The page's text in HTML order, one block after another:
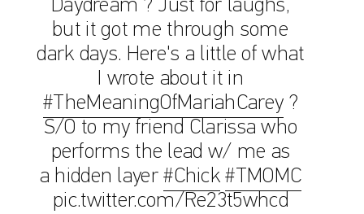
Daydream ? Just for laughs,
but it got me through some
dark days. Here's a little of what
I wrote about it in
#TheMeaningOfMariahCarey ?
S/O to my friend Clarissa who
performs the lead w/ me as
a hidden layer#Chick #TMOMC
pic.twitter.com/Re23t5whcd